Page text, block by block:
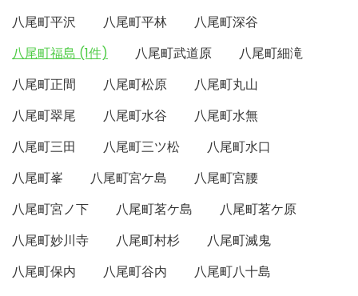
八尾町平沢
八尾町平林
八尾町深谷
八尾町福島 (1件)
八尾町武道原
八尾町細滝
八尾町正間
八尾町松原
八尾町丸山
八尾町翠尾
八尾町水谷
八尾町水無
八尾町三田
八尾町三ツ松
八尾町水口
八尾町峯
八尾町宮ケ島
八尾町宮腰
八尾町宮ノ下
八尾町茗ケ島
八尾町茗ケ原
八尾町妙川寺
八尾町村杉
八尾町滅鬼
八尾町保内
八尾町谷内
八尾町八十島